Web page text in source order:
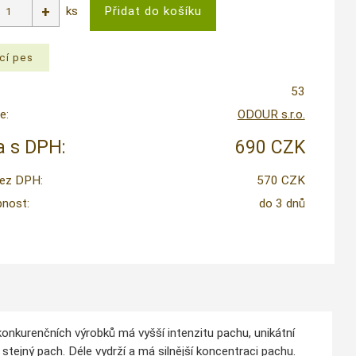
ks
53
ODOUR s.r.o.
s DPH: 690 CZK
DPH:
570 CZK
do 3 dnů
výrobků má vyšší intenzitu pachu, unikátní
pach. Déle vydrží a má silnější koncentraci pachu.